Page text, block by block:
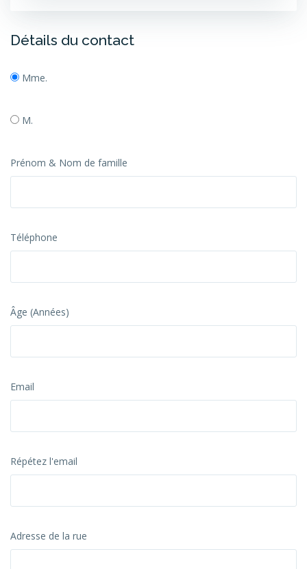
Détails du contact
Mme.
M.
Prénom & Nom de famille
Téléphone
Âge (Années)
Email
Répétez l'email
Adresse de la rue